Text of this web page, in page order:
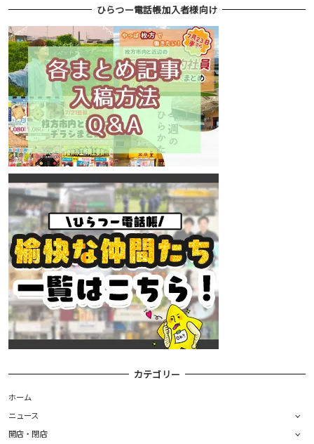
ひらつー電話帳加入者様向け
カテゴリー
ホーム
ニュース
開店・閉店